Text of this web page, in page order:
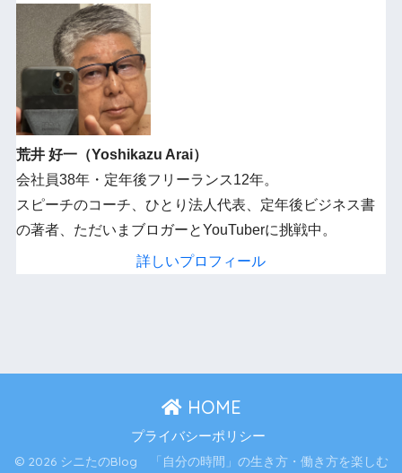
荒井 好一（Yoshikazu Arai）
会社員38年・定年後フリーランス12年。
スピーチのコーチ、ひとり法人代表、定年後ビジネス書
の著者、ただいまブロガーとYouTuberに挑戦中。
詳しいプロフィール
HOME
プライバシーポリシー
© 2026 シニたのBlog 「自分の時間」の生き方・働き方を楽しむ